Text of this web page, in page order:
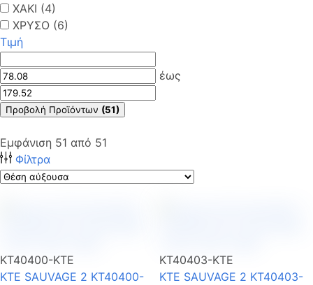
ΧΑΚΙ (4)
ΧΡΥΣΟ (6)
Τιμή
έως
Προβολή Προϊόντων (51)
Εμφάνιση 51 από 51
Φίλτρα
KT40400-KTE
KTE SAUVAGE 2 KT40400-
KT40403-KTE
KTE SAUVAGE 2 KT40403-